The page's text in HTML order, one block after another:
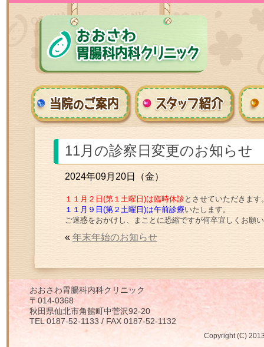
11月の診察日変更のお知らせ
2024年09月20日（金）
１１月２日(第１土曜日)は臨時休診とさせていただきます
１１月９日(第２土曜日)は午前診療いたします。
ご迷惑をおかけし、まことに恐縮ですが何卒宜しくお願
« 年末年始のお知らせ
おおさわ胃腸科内科クリニック
〒014-0368
秋田県仙北市角館町中菅沢92-20
TEL 0187-52-1133 / FAX 0187-52-1132
Copyright (C)